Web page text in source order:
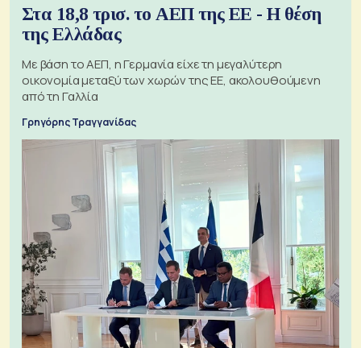
Στα 18,8 τρισ. το ΑΕΠ της ΕΕ - Η θέση
της Ελλάδας
Με βάση το ΑΕΠ, η Γερμανία είχε τη μεγαλύτερη
οικονομία μεταξύ των χωρών της ΕΕ, ακολουθούμενη
από τη Γαλλία
Γρηγόρης Τραγγανίδας